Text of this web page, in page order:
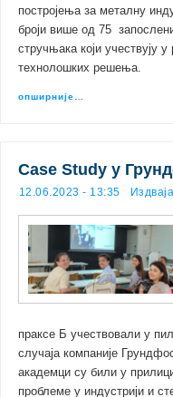
постројења за металну
броји више од 75
стручњака који учествују у
технолошких решења.
опширније…
Case Study у
12.06.2023 - 13:35
праксе Б учествовали у
случаја компаније
академци су били у
проблеме у индустрији и